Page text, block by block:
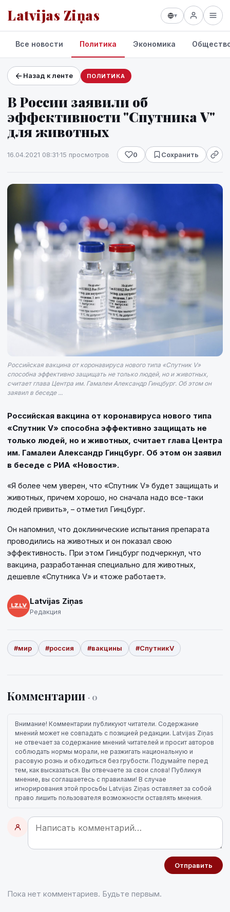
Latvijas Ziņas ▾
Проекты и сервисы
Прогноз погоды
Все новости Политика Экономика
Назад к ленте ПОЛИТИКА
В России заявили об
эффективности "Спутника V"
для животных
16.04.2021 08:31·15 просмотров 0 Сохранить
Российская вакцина от коронавируса нового типа «Спутник V»
способна эффективно защищать не только людей, но и животных,
считает глава Центра им. Гамалеи Александр Гинцбург. Об этом он
заявил в беседе ...
Российская вакцина от коронавируса нового типа
«Спутник V» способна эффективно защищать не
только людей, но и животных, считает глава Центра
им. Гамалеи Александр Гинцбург. Об этом он заявил
в беседе с РИА «Новости».
«Я более чем уверен, что «Спутник V» будет защищать и
животных, причем хорошо, но сначала надо все-таки
людей привить», – отметил Гинцбург.
Он напомнил, что доклинические испытания препарата
проводились на животных и он показал свою
эффективность. При этом Гинцбург подчеркнул, что
вакцина, разработанная специально для животных,
дешевле «Спутника V» и «тоже работает».
Latvijas Ziņas
Редакция
#мир #россия #вакцины #СпутникV
Комментарии · 0
Внимание! Комментарии публикуют читатели. Содержание
мнений может не совпадать с позицией редакции. Latvijas Ziņas
не отвечает за содержание мнений читателей и просит авторов
соблюдать нормы морали, не разжигать национальную и
расовую рознь и обходиться без грубости. Подумайте перед
тем, как высказаться. Вы отвечаете за свои слова! Публикуя
мнение, вы соглашаетесь с правилами! В случае
игнорирования этой просьбы Latvijas Ziņas оставляет за собой
право лишить пользователя возможности оставлять мнения.
Отправить
Пока нет комментариев. Будьте первым.